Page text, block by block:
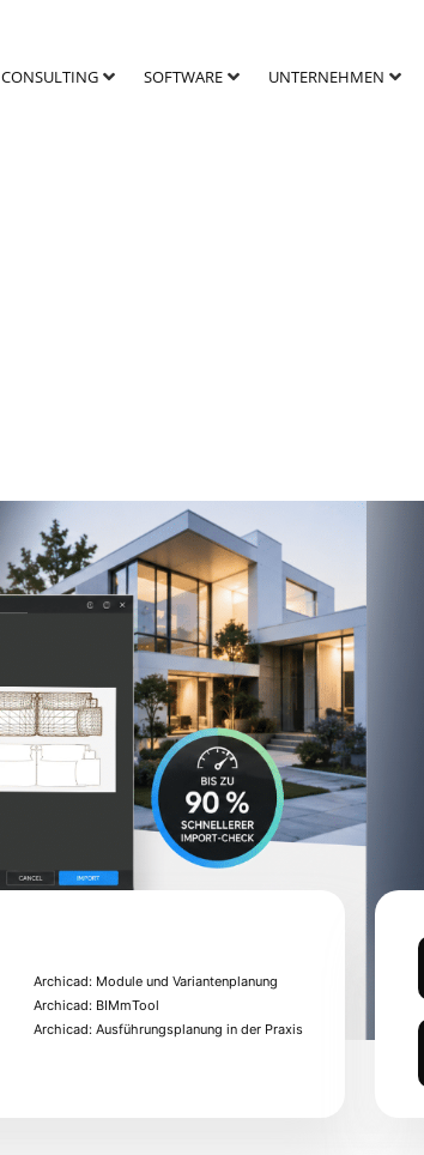
CONSULTING SOFTWARE UNTERNEHMEN
Archicad: Module und Variantenplanung
Archicad: BIMmTool
Archicad: Ausführungsplanung in der Praxis